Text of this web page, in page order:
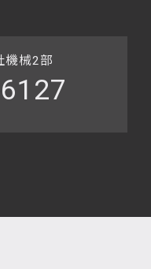
機械2部